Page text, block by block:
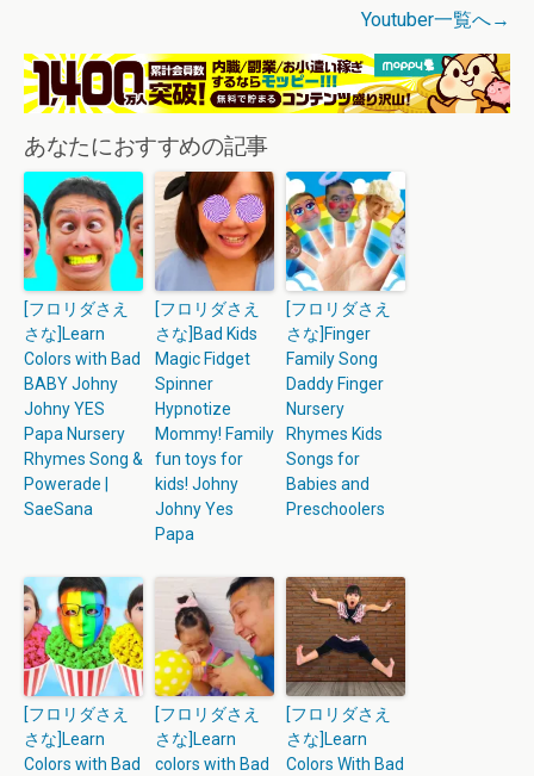
Youtuber一覧へ→
あなたにおすすめの記事
[フロリダさえ
さな]Learn
Colors with Bad
BABY Johny
Johny YES
Papa Nursery
Rhymes Song &
Powerade |
SaeSana
[フロリダさえ
さな]Bad Kids
Magic Fidget
Spinner
Hypnotize
Mommy! Family
fun toys for
kids! Johny
Johny Yes
Papa
[フロリダさえ
さな]Finger
Family Song
Daddy Finger
Nursery
Rhymes Kids
Songs for
Babies and
Preschoolers
[フロリダさえ
さな]Learn
Colors with Bad
[フロリダさえ
さな]Learn
colors with Bad
[フロリダさえ
さな]Learn
Colors With Bad